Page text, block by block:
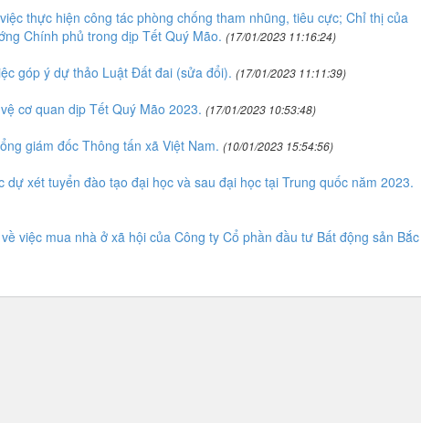
thực hiện công tác phòng chống tham nhũng, tiêu cực; Chỉ thị của
Chính phủ trong dịp Tết Quý Mão. (17/01/2023 11:16:24)
góp ý dự thảo Luật Đất đai (sửa đổi). (17/01/2023 11:11:39)
cơ quan dịp Tết Quý Mão 2023. (17/01/2023 10:53:48)
giám đốc Thông tấn xã Việt Nam. (10/01/2023 15:54:56)
dự xét tuyển đào tạo đại học và sau đại học tại Trung quốc năm 2023.
việc mua nhà ở xã hội của Công ty Cổ phần đầu tư Bất động sản